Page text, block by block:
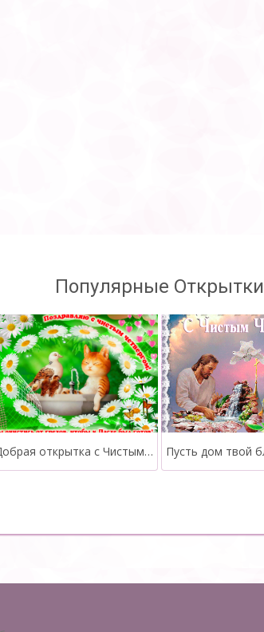
Популярные Открытки
Добрая открытка с Чистым Четвергом